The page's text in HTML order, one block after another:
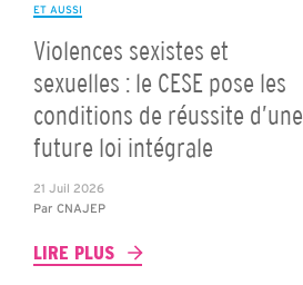
ET AUSSI
Violences sexistes et
sexuelles : le CESE pose les
conditions de réussite d’une
future loi intégrale
21 Juil 2026
Par CNAJEP
LIRE PLUS